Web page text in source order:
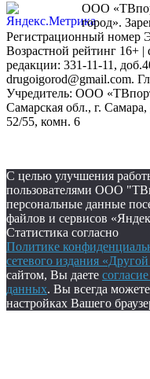
ООО
город».
Регистрационный номер
Возрастной рейтинг 16+
редакции: 331-11-11,
drugoigorod@gmail.com.
Учредитель: ООО
Самарская обл., г.
52/55, комн. 6
С целью улучшения
пользователями ООО
персональные данные
файлов и сервисов
Статистика согласно
Политике
сетевого издания
сайтом, Вы даете
данных. Вы всегда
настройках Вашего